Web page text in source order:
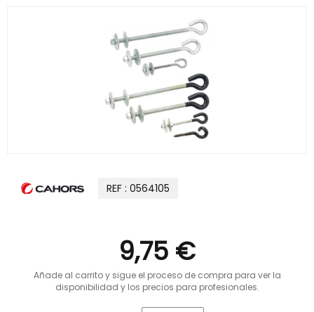
REF : 0564105
9,75 €
Añade al carrito y sigue el proceso de compra para ver la
disponibilidad y los precios para profesionales.